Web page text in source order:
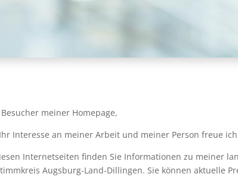
meiner Homepage,
Interesse an meiner Arbeit und meiner Person freue
Internetseiten finden Sie Informationen zu meiner
Augsburg-Land-Dillingen. Sie können aktuelle